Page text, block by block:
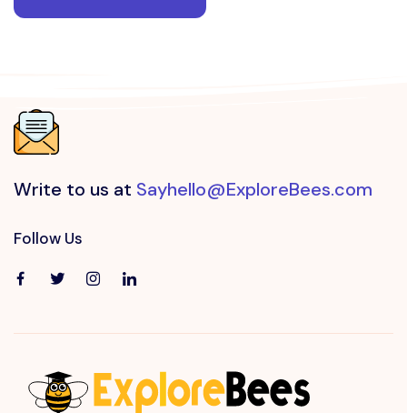
Write to us at Sayhello@ExploreBees.com
Follow Us